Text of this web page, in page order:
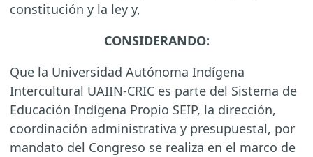
constitución y la ley y,
CONSIDERANDO:
Que la Universidad Autónoma Indígena
Intercultural UAIIN-CRIC es parte del Sistema de
Educación Indígena Propio SEIP, la dirección,
coordinación administrativa y presupuestal, por
mandato del Congreso se realiza en el marco de